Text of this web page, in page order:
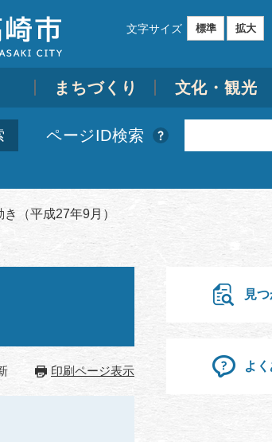
文字サイズ 標準 拡大
まちづくり 文化・観光
ページID検索
（平成27年9月）
印刷ページ表示
見
よ